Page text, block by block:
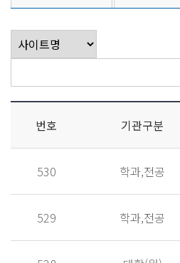
번호 기관구분
530 학과,전공
529 학과,전공